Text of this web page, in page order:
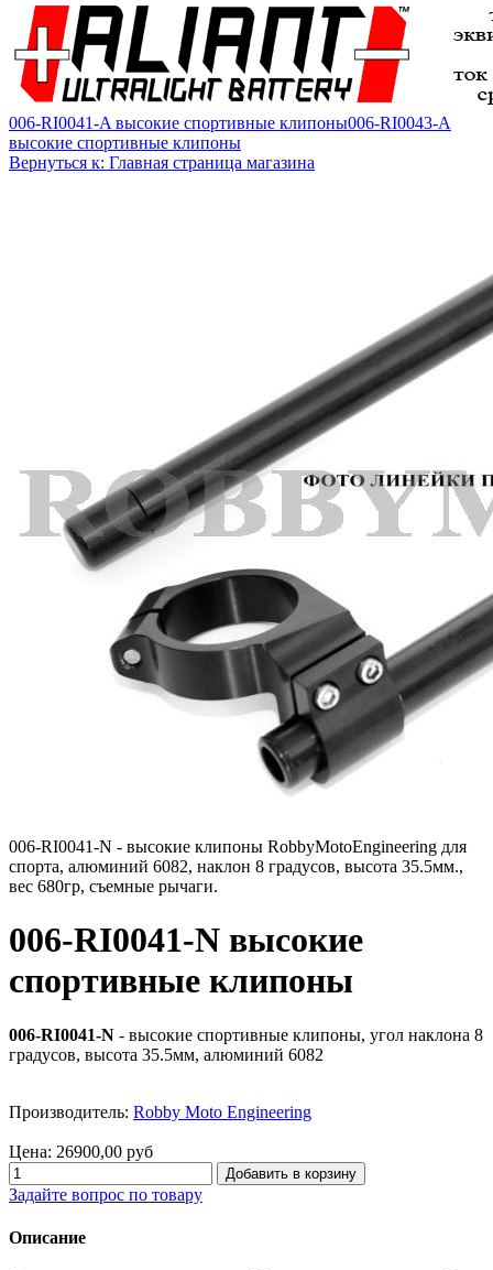
006-RI0041-A высокие спортивные клипоны006-RI0043-A
высокие спортивные клипоны
Вернуться к: Главная страница магазина
006-RI0041-N - высокие клипоны RobbyMotoEngineering для
спорта, алюминий 6082, наклон 8 градусов, высота 35.5мм.,
вес 680гр, съемные рычаги.
006-RI0041-N высокие
спортивные клипоны
006-RI0041-N - высокие спортивные клипоны, угол наклона 8
градусов, высота 35.5мм, алюминий 6082
Производитель: Robby Moto Engineering
Цена: 26900,00 руб
Задайте вопрос по товару
Описание